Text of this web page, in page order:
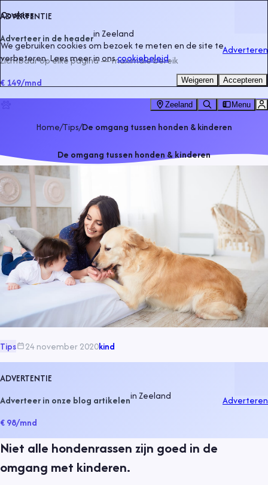
ADVERTENTIE
Adverteer in de headerinZeeland
Zichtbaar op elke pagina — maximale bereik
€ 149/mnd
Adverteren
Zeeland Menu
Home/Tips/De omgang tussen honden & kinderen
De omgang tussen honden & kinderen
Tips 24 november 2020kind
ADVERTENTIE
Adverteer in onze blog artikeleninZeeland
€ 98/mnd
Adverteren
Niet alle hondenrassen zijn goed in de
omgang met kinderen.
Cookies
We gebruiken cookies om bezoek te meten en de site te
verbeteren. Lees meer in onscookiebeleid.
Weigeren Accepteren